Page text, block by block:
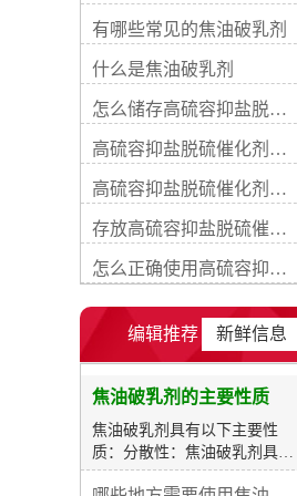
性，能够改变焦油颗粒和液体
之间的表面性质，降低表面张
力，使焦油颗粒相互分散。兼
容性：焦油破乳剂通常具有良
好的兼容性，能够与多种其他
化学品和溶剂相容，并在不同
处理条件下保持较稳定的性
高效的破乳作用，能够迅速破
坏乳状悬浮液中的焦油颗粒间
的表面张力，使其分离成小颗
粒，方便后续的处理和去除。
环境友好：许多焦油破乳剂具
有环境友好的特性，不会对环
境和生态造成显著的污染和危
害。 需要根据实际需求和处理
破乳剂，并在使用时遵循产品
安全和有效的处理。关键
词： 焦油脱水剂 络合铁脱硫
剂编辑精选内容：【焦油氨水
有哪些常见的焦油破乳剂
什么是焦油破乳剂
怎么储存高硫容抑盐脱硫催化剂
高硫容抑盐脱硫催化剂的操作条件
高硫容抑盐脱硫催化剂的性能特点
存放高硫容抑盐脱硫催化剂的环境因素
怎么正确使用高硫容抑盐脱硫催化剂
新鲜信息
编辑推荐
焦油破乳剂的主要性质
焦油破乳剂具有以下主要性
质：分散性：焦油破乳剂具有
良好的分散性，能够将焦油颗